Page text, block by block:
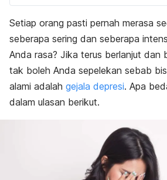
Setiap orang pasti pernah merasa
seberapa sering dan seberapa
Anda rasa? Jika terus berlanjut dan
tak boleh Anda sepelekan sebab
alami adalah gejala depresi. Apa
dalam ulasan berikut.